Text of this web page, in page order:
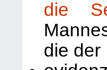
die
die der